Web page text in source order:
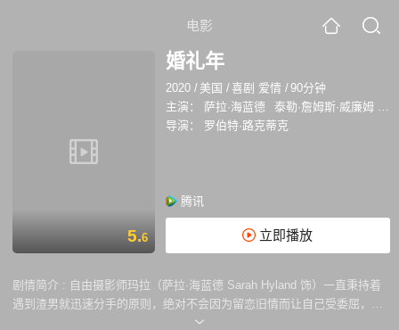
电影
5.6
婚礼年
2020 / 美国 /喜剧 爱情 /90分钟
主演：
萨拉·海蓝德 泰勒·詹姆斯·威廉姆
珍
导演：
罗伯特·路克蒂克
腾讯
立即播放
剧情简介 : 自由摄影师玛拉（萨拉·海蓝德 Sarah Hyland 饰）一直秉持着
遇到渣男就迅速分手的原则，绝对不会因为留恋旧情而让自己受委屈，与
此同时，她对于结婚这件事也根本没有兴趣。然而，当她与新男友相处愉